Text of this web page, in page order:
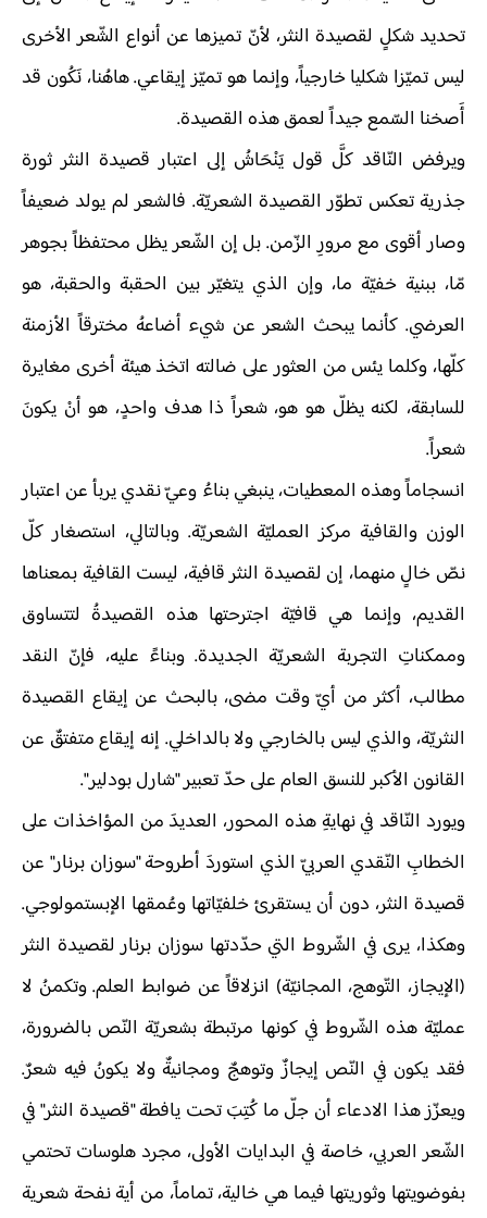
تحديد شكلٍ لقصيدة النثر، لأنّ تميزها عن أنواع الشّعر الأخرى
ليس تميّزا شكليا خارجياً، وإنما هو تميّز إيقاعي. هاهُنا، نَكُون قد
أَصخنا السّمع جيداً لعمق هذه القصيدة.
ويرفض النّاقد كلَّ قول يَنْحَاشُ إلى اعتبار قصيدة النثر ثورة
جذرية تعكس تطوّر القصيدة الشعريّة. فالشعر لم يولد ضعيفاً
وصار أقوى مع مرورِ الزّمن. بل إن الشّعر يظل محتفظاً بجوهر
مّا، ببنية خفيّة ما، وإن الذي يتغيّر بين الحقبة والحقبة، هو
العرضي. كأنما يبحث الشعر عن شيء أضاعهُ مخترقاً الأزمنة
كلّها، وكلما يئس من العثور على ضالته اتخذ هيئة أخرى مغايرة
للسابقة، لكنه يظلّ هو هو، شعراً ذا هدف واحدٍ، هو أنْ يكونَ
شعراً.
انسجاماً وهذه المعطيات، ينبغي بناءُ وعيّ نقدي يربأ عن اعتبار
الوزن والقافية مركز العمليّة الشعريّة. وبالتالي، استصغار كلّ
نصّ خالٍ منهما، إن لقصيدة النثر قافية، ليست القافية بمعناها
القديم، وإنما هي قافيّة اجترحتها هذه القصيدةُ لتتساوق
وممكناتِ التجربة الشعريّة الجديدة. وبناءً عليه، فإنّ النقد
مطالب، أكثر من أيّ وقت مضى، بالبحث عن إيقاع القصيدة
النثريّة، والذي ليس بالخارجي ولا بالداخلي. إنه إيقاع متفتقٌ عن
القانون الأكبر للنسق العام على حدّ تعبير "شارل بودلير".
ويورد النّاقد في نهايةِ هذه المحور، العديدَ من المؤاخذات على
الخطابِ النّقدي العربيّ الذي استوردَ أطروحة "سوزان برنار" عن
قصيدة النثر، دون أن يستقرئ خلفيّاتها وعُمقها الإبستمولوجي.
وهكذا، يرى في الشّروط التي حدّدتها سوزان برنار لقصيدة النثر
(الإيجاز، التّوهج، المجانيّة) انزلاقاً عن ضوابط العلم. وتكمنُ لا
عمليّة هذه الشّروط في كونها مرتبطة بشعريّة النّص بالضرورة،
فقد يكون في النّص إيجازٌ وتوهجٌ ومجانيةٌ ولا يكونُ فيه شعرٌ.
ويعزّز هذا الادعاء أن جلّ ما كُتِبَ تحت يافطة "قصيدة النثر" في
الشّعر العربي، خاصة في البدايات الأولى، مجرد هلوسات تحتمي
بفوضويتها وثوريتها فيما هي خالية، تماماً، من أية نفحة شعرية